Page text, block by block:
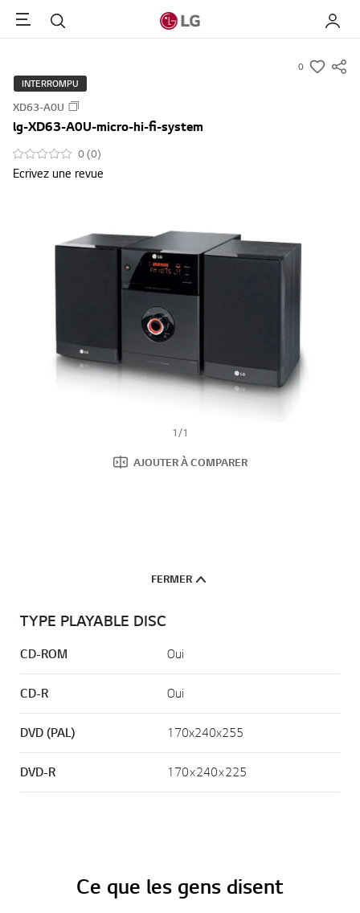
Menu Rechercher My LG
0
s
INTERROMPU
XD63-A0U
lg-XD63-A0U-micro-hi-fi-system
0 (0)
Ecrivez une revue
1/1
AJOUTER À COMPARER
FERMER
TYPE PLAYABLE DISC
CD-ROM Oui
CD-R Oui
DVD (PAL) 170x240x255
DVD-R 170×240×225
Ce que les gens disent